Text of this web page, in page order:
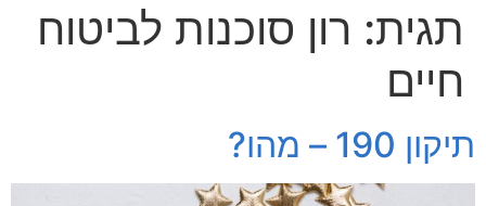
תגית: רון סוכנות לביטוח
חיים
תיקון 190 – מהו?